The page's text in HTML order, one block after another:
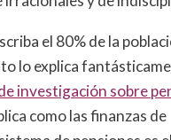
el 80% de la
lo explica
investigación sobre
como las finanzas de